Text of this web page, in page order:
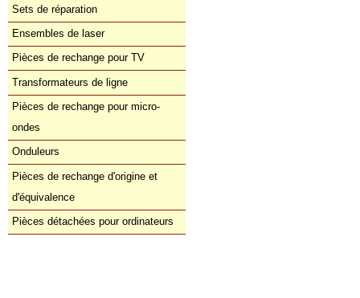
Sets de réparation
Ensembles de laser
Pièces de rechange pour TV
Transformateurs de ligne
Pièces de rechange pour micro-
ondes
Onduleurs
Pièces de rechange d'origine et
d'équivalence
Pièces détachées pour ordinateurs